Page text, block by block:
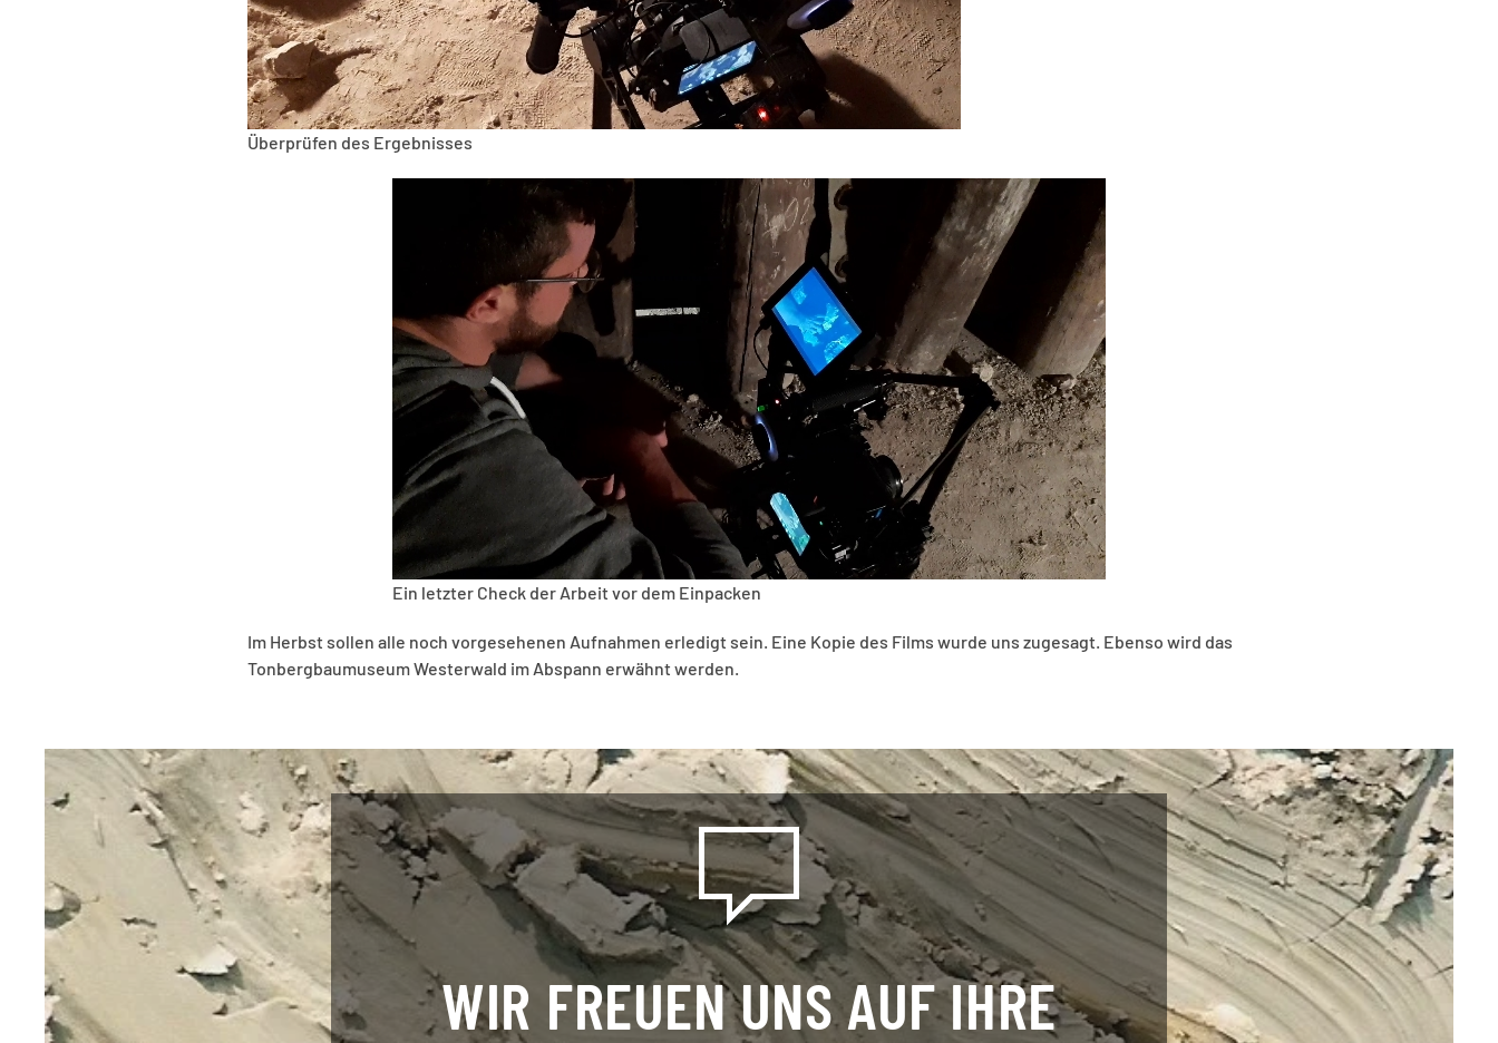
Überprüfen des Ergebnisses
Ein letzter Check der Arbeit vor dem Einpacken
Im Herbst sollen alle noch vorgesehenen Aufnahmen erledigt sein. Eine Kopie des Films wurde uns zugesagt. Ebenso wird das
Tonbergbaumuseum Westerwald im Abspann erwähnt werden.
WIR FREUEN UNS AUF IHRE